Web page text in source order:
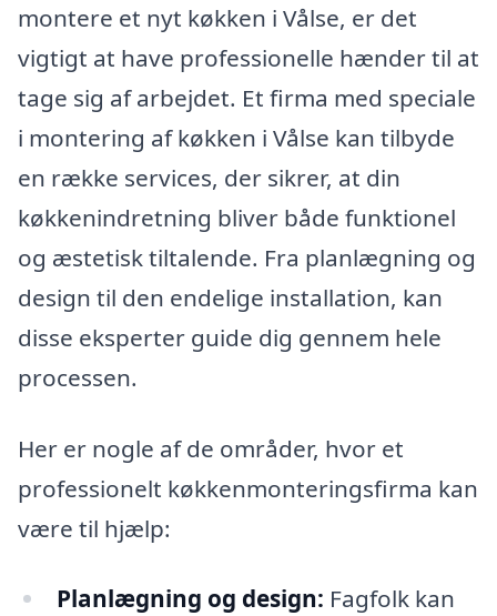
montere et nyt køkken i Vålse, er det
vigtigt at have professionelle hænder til at
tage sig af arbejdet. Et firma med speciale
i montering af køkken i Vålse kan tilbyde
en række services, der sikrer, at din
køkkenindretning bliver både funktionel
og æstetisk tiltalende. Fra planlægning og
design til den endelige installation, kan
disse eksperter guide dig gennem hele
processen.
Her er nogle af de områder, hvor et
professionelt køkkenmonteringsfirma kan
være til hjælp:
Planlægning og design: Fagfolk kan